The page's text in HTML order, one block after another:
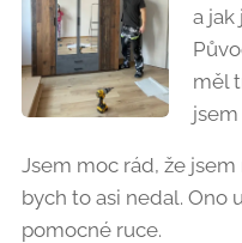
a jak
měl
Jsem moc rád, že
bych to asi nedal. Ono
pomocné ruce.